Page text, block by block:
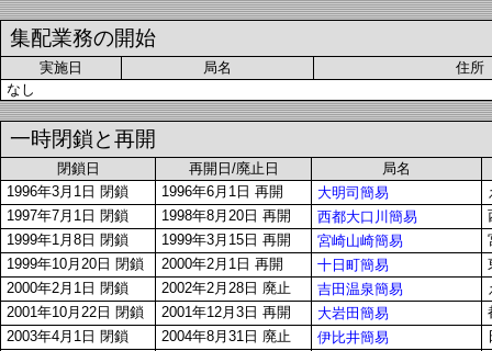
集配業務の開始
実施日 局名
住所
なし
一時閉鎖と再開
閉鎖日 再開日/廃止日
局名
1996年3月1日 閉鎖
1996年6月1日 再開 大明司簡易
1997年7月1日 閉鎖
1998年8月20日 再開 西都大口川簡易
1999年1月8日 閉鎖
1999年3月15日 再開 宮崎山崎簡易
1999年10月20日 閉鎖
2000年2月1日 再開 十日町簡易
2000年2月1日 閉鎖
2002年2月28日 廃止 吉田温泉簡易
2001年10月22日 閉鎖
2001年12月3日 再開 大岩田簡易
2003年4月1日 閉鎖
2004年8月31日 廃止 伊比井簡易